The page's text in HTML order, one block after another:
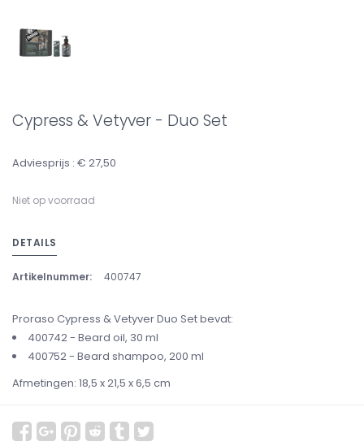
Cypress & Vetyver - Duo Set
Adviesprijs : € 27,50
Niet op voorraad
DETAILS
Artikelnummer: 400747
Proraso Cypress & Vetyver Duo Set bevat:
400742 - Beard oil, 30 ml
400752 - Beard shampoo, 200 ml
Afmetingen: 18,5 x 21,5 x 6,5 cm